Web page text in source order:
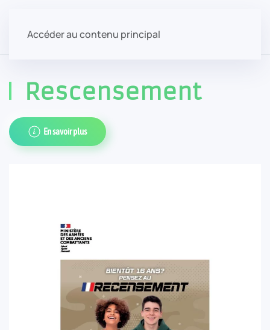
Accéder au contenu principal
Rescensement
En savoir plus